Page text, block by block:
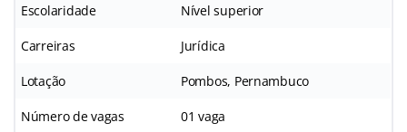
Escolaridade Nível superior
Carreiras Jurídica
Lotação Pombos, Pernambuco
Número de vagas 01 vaga